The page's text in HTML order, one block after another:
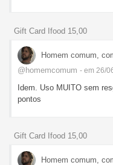
Gift Card Ifood 15,00
Homem comum,
@homemcomum - em 26/
Idem. Uso MUITO sem
pontos
Gift Card Ifood 15,00
Homem comum,